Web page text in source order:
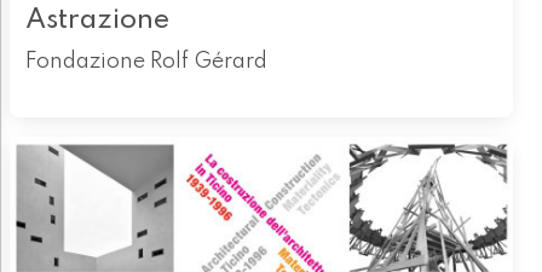
Astrazione
Fondazione Rolf Gérard